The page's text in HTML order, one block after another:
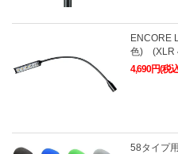
ENCORE
色) (XLR
4,690円(税
58タイプ